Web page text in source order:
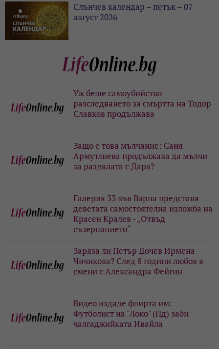
Слънчев календар – петък – 07
август 2026
Уж беше самоубийство -
разследването за смъртта на Тодор
Славков продължава
Защо е това мълчание: Саня
Армутлиева продължава да мълчи
за раздялата с Дара?
Галерия 33 във Варна представя
деветата самостоятелна изложба на
Красен Кралев - „Отвъд
съзерцанието“
Заряза ли Петър Дочев Ирмена
Чичикова? След 8 години любов я
смени с Александра Фейгин
Видео издаде флирта им:
Футболист на "Локо" (Пд) заби
чалгаджийката Ивайла